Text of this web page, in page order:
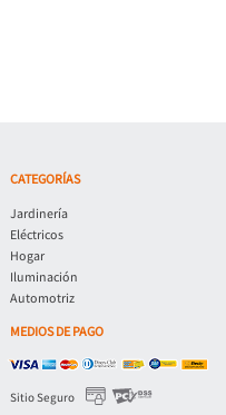
CATEGORÍAS
Jardinería
Eléctricos
Hogar
Iluminación
Automotriz
MEDIOS DE PAGO
Sitio Seguro